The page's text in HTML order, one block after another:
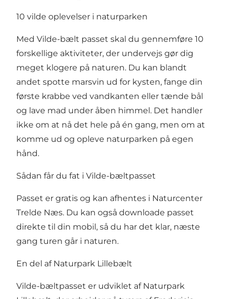
10 vilde oplevelser i naturparken
Med Vilde-bælt passet skal du gennemføre 10
forskellige aktiviteter, der undervejs gør dig
meget klogere på naturen. Du kan blandt
andet spotte marsvin ud for kysten, fange din
første krabbe ved vandkanten eller tænde bål
og lave mad under åben himmel. Det handler
ikke om at nå det hele på én gang, men om at
komme ud og opleve naturparken på egen
hånd.
Sådan får du fat i Vilde-bæltpasset
Passet er gratis og kan afhentes i Naturcenter
Trelde Næs. Du kan også downloade passet
direkte til din mobil , så du har det klar, næste
gang turen går i naturen.
En del af Naturpark Lillebælt
Vilde-bæltpasset er udviklet af Naturpark